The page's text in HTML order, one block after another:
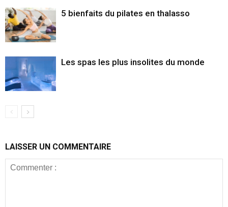
5 bienfaits du pilates en thalasso
Les spas les plus insolites du monde
LAISSER UN COMMENTAIRE